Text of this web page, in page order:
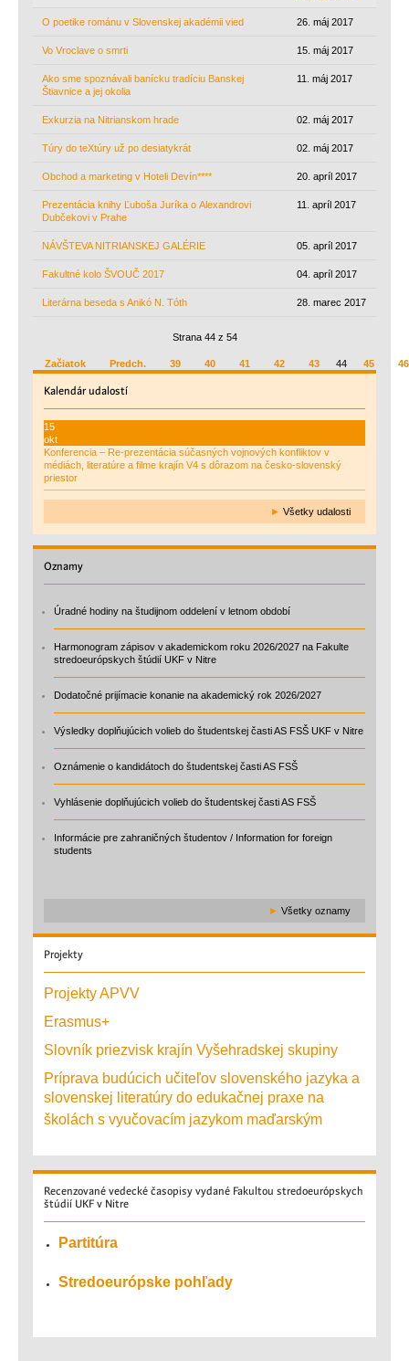
O poetike románu v Slovenskej akadémii vied 26. máj 2017
Vo Vroclave o smrti 15. máj 2017
Ako sme spoznávali banícku tradíciu Banskej
Štiavnice a jej okolia
11. máj 2017
Exkurzia na Nitrianskom hrade 02. máj 2017
Túry do teXtúry už po desiatykrát 02. máj 2017
Obchod a marketing v Hoteli Devín**** 20. apríl 2017
Prezentácia knihy Ľuboša Juríka o Alexandrovi
Dubčekovi v Prahe
11. apríl 2017
NÁVŠTEVA NITRIANSKEJ GALÉRIE 05. apríl 2017
Fakultné kolo ŠVOUČ 2017 04. apríl 2017
Literárna beseda s Anikó N. Tóth 28. marec 2017
Strana 44 z 54
Začiatok Predch. 39 40 41 42 43 44 45 46
Kalendárudalostí
15
okt
Konferencia – Re-prezentácia súčasných vojnových konfliktov v
médiách, literatúre a filme krajín V4 s dôrazom na česko-slovenský
priestor
► Všetky udalosti
Oznamy
Úradné hodiny na študijnom oddelení v letnom období
Harmonogram zápisov v akademickom roku 2026/2027 na Fakulte
stredoeurópskych štúdií UKF v Nitre
Dodatočné prijímacie konanie na akademický rok 2026/2027
Výsledky doplňujúcich volieb do študentskej časti AS FSŠ UKF v Nitre
Oznámenie o kandidátoch do študentskej časti AS FSŠ
Vyhlásenie doplňujúcich volieb do študentskej časti AS FSŠ
Informácie pre zahraničných študentov / Information for foreign
students
► Všetky oznamy
Projekty
Projekty APVV
Erasmus+
Slovník priezvisk krajín Vyšehradskej skupiny
Príprava budúcich učiteľov slovenského jazyka a
slovenskej literatúry do edukačnej praxe na
školách s vyučovacím jazykom maďarským
Recenzované vedecké časopisy vydané Fakultou stredoeurópskych
štúdií UKF v Nitre
Partitúra
Stredoeurópske pohľady